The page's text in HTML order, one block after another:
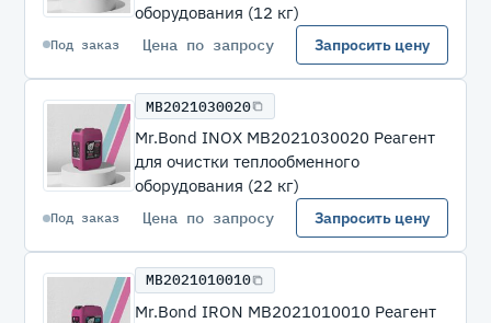
оборудования (12 кг)
Под заказ Цена по запросу Запросить цену
MB2021030020
Mr.Bond INOX MB2021030020 Реагент
для очистки теплообменного
оборудования (22 кг)
Под заказ Цена по запросу Запросить цену
MB2021010010
Mr.Bond IRON MB2021010010 Реагент